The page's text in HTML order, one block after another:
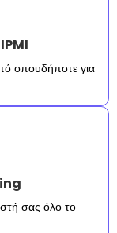
οπουδήποτε για
σας όλο το